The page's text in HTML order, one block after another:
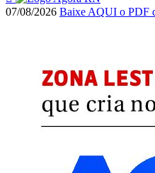
07/08/2026 Baixe AQUI o PDF